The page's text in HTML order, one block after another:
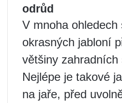
odrůd
V mnoha ohledech
okrasných jabloní
většiny zahradních
Nejlépe je takové
na jaře, před